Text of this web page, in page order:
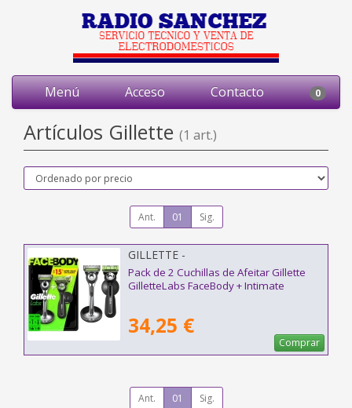
Menú Acceso Contacto 0
Artículos Gillette (1 art.)
Ant. 01 Sig.
GILLETTE -
Pack de 2 Cuchillas de Afeitar Gillette
GilletteLabs FaceBody + Intimate
34,25 €
Comprar
Ant. 01 Sig.